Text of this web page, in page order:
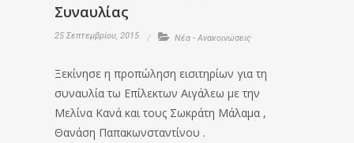
Συναυλίας
25 Σεπτεμβρίου, 2015 Νέα - Ανακοινώσεις
Ξεκίνησε η προπώληση εισιτηρίων για τη
συναυλία τω Επίλεκτων Αιγάλεω με την
Μελίνα Κανά και τους Σωκράτη Μάλαμα ,
Θανάση Παπακωνσταντίνου .